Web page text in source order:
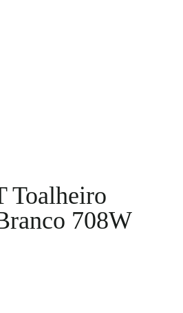
Toalheiro
708W